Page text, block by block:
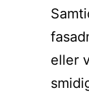
eller